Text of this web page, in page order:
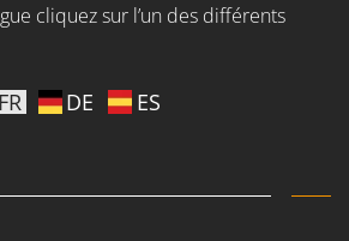
cliquez sur l’un des différents
FR DE ES